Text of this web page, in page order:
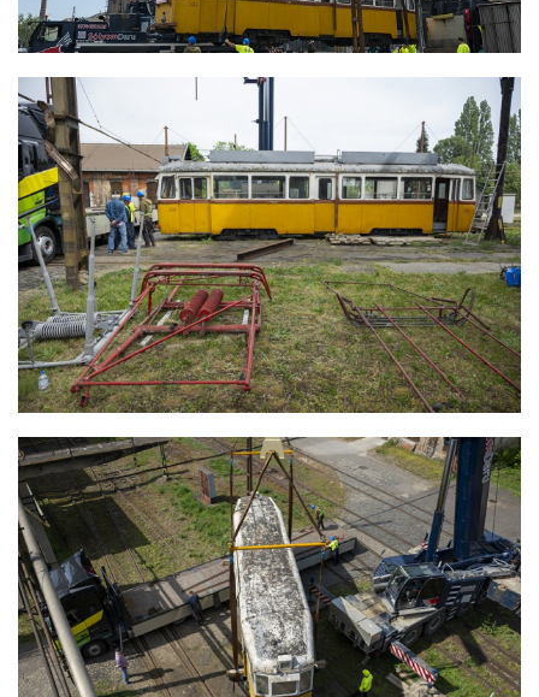
ZUGLIGETI VILLAMOSOK ELSZÁLLÍTÁSA
RESTAURÁLÁSRA
ZUGLIGETI VILLAMOSOK ELSZÁLLÍTÁSA
RESTAURÁLÁSRA